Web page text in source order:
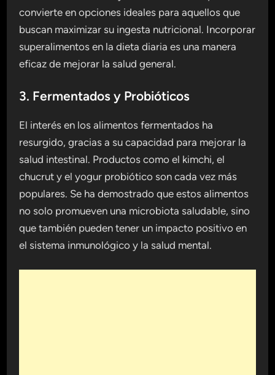
convierte en opciones ideales para aquellos que
buscan maximizar su ingesta nutricional. Incorporar
superalimentos en la dieta diaria es una manera
eficaz de mejorar la salud general.
3. Fermentados y Probióticos
El interés en los alimentos fermentados ha
resurgido, gracias a su capacidad para mejorar la
salud intestinal. Productos como el kimchi, el
chucrut y el yogur probiótico son cada vez más
populares. Se ha demostrado que estos alimentos
no solo promueven una microbiota saludable, sino
que también pueden tener un impacto positivo en
el sistema inmunológico y la salud mental.